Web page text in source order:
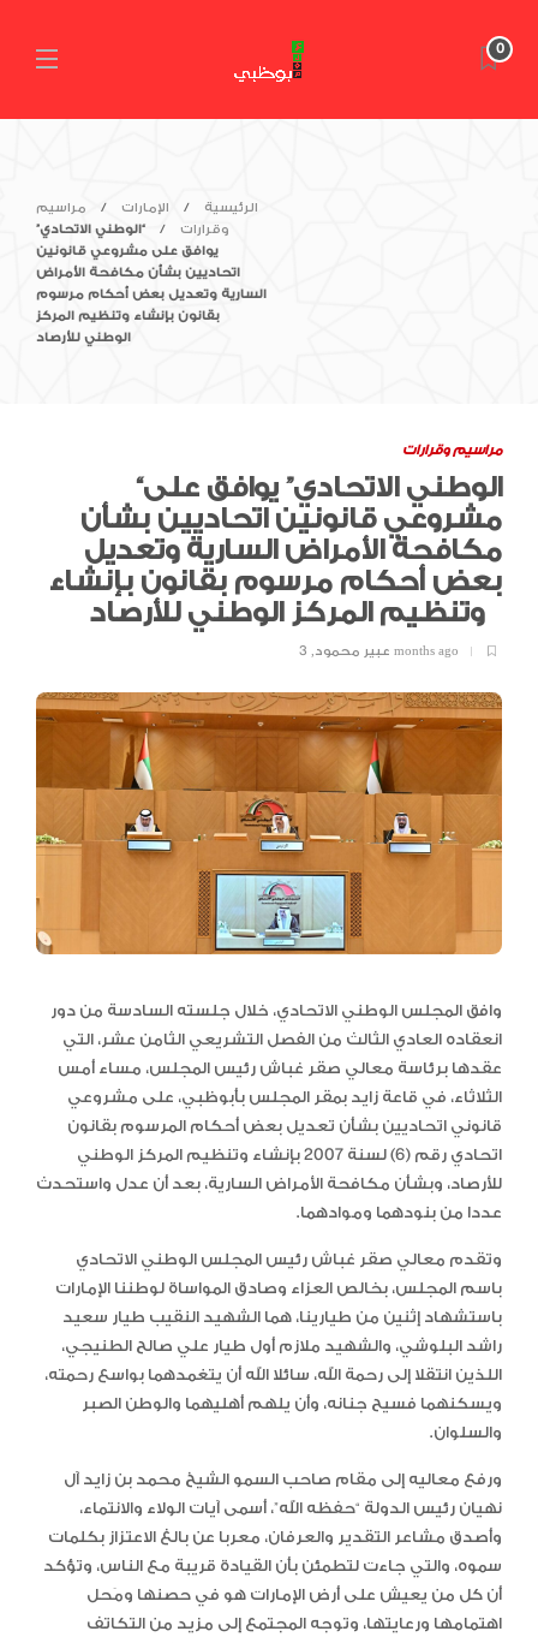
0
الرئيسية الإمارات
مراسيم
وقرارات
“الوطني الاتحادي”
يوافق على مشروعي قانونين
اتحاديين بشأن مكافحة الأمراض
السارية وتعديل بعض أحكام مرسوم
بقانون بإنشاء وتنظيم المركز
الوطني للأرصاد
مراسيم وقرارات
“الوطني الاتحادي” يوافق على
مشروعي قانونين اتحاديين بشأن
مكافحة الأمراض السارية وتعديل
بعض أحكام مرسوم بقانون بإنشاء
وتنظيم المركز الوطني للأرصاد
عبير محمود, 3 months ago
وافق المجلس الوطني الاتحادي، خلال جلسته السادسة من دور
انعقاده العادي الثالث من الفصل التشريعي الثامن عشر، التي
عقدها برئاسة معالي صقر غباش رئيس المجلس، مساء أمس
الثلاثاء، في قاعة زايد بمقر المجلس بأبوظبي، على مشروعي
قانوني اتحاديين بشأن تعديل بعض أحكام المرسوم بقانون
اتحادي رقم (6) لسنة 2007 بإنشاء وتنظيم المركز الوطني
للأرصاد، وبشأن مكافحة الأمراض السارية، بعد أن عدل واستحدث
عددا من بنودهما وموادهما.
وتقدم معالي صقر غباش رئيس المجلس الوطني الاتحادي
باسم المجلس، بخالص العزاء وصادق المواساة لوطننا الإمارات
باستشهاد إثنين من طيارينا، هما الشهيد النقيب طيار سعيد
راشد البلوشي، والشهيد ملازم أول طيار علي صالح الطنيجي،
اللذين انتقلا إلى رحمة الله، سائلا الله أن يتغمدهما بواسع رحمته،
ويسكنهما فسيح جنانه، وأن يلهم أهليهما والوطن الصبر
والسلوان.
ورفع معاليه إلى مقام صاحب السمو الشيخ محمد بن زايد آل
نهيان رئيس الدولة “حفظه الله”، أسمى آيات الولاء والانتماء،
وأصدق مشاعر التقدير والعرفان، معربا عن بالغ الاعتزاز بكلمات
سموه، والتي جاءت لتطمئن بأن القيادة قريبة مع الناس، وتؤكد
أن كل من يعيش على أرض الإمارات هو في حصنها ومَحل
اهتمامها ورعايتها، وتوجه المجتمع إلى مزيد من التكاتف